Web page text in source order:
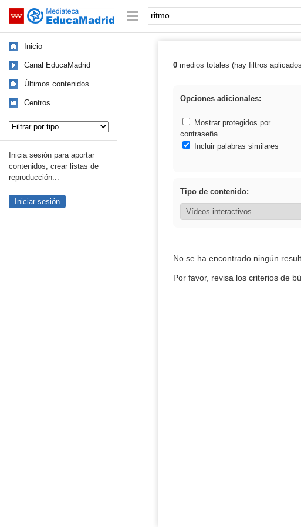
Saltar navegación Palabra o frase:
Inicio
Canal EducaMadrid
Últimos contenidos
Centros
Inicia sesión para aportar
contenidos, crear listas de
reproducción...
Iniciar sesión
Resultados de: ritmo
0medios totales (hay filtros
Opciones adicionales:
Mostrar protegidos por
contraseña
Incluir palabras similares
Tipo de contenido:
No se ha encontrado ningún
Por favor, revisa los criterios de